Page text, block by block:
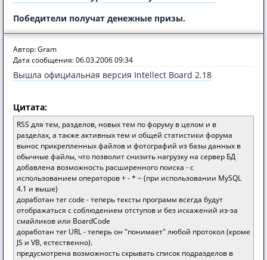
Победители получат денежные призы.
Автор: Gram
Дата сообщения: 06.03.2006 09:34
Вышла официальная версия Intellect Board 2.18
Цитата:
RSS для тем, разделов, новых тем по форуму в целом и в
разделах, а также активных тем и общей статистики форума
вынос прикрепленных файлов и фотографий из базы данных в
обычные файлы, что позволит снизить нагрузку на сервер БД
добавлена возможность расширенного поиска - с
использованием операторов + - * ~ (при использовании MySQL
4.1 и выше)
доработан тег code - теперь тексты программ всегда будут
отображаться с соблюдением отступов и без искажений из-за
смайликов или BoardCode
доработан тег URL - теперь он "понимает" любой протокол (кроме
JS и VB, естественно).
предусмотрена возможность скрывать список подразделов в